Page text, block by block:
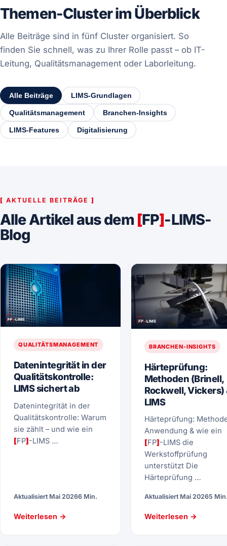
Themen-Cluster im Überblick
Alle Beiträge sind in fünf Cluster organisiert. So
finden Sie schnell, was zu Ihrer Rolle passt – ob IT-
Leitung, Qualitätsmanagement oder Laborleitung.
Alle Beiträge LIMS-Grundlagen
Qualitätsmanagement Branchen-Insights
LIMS-Features Digitalisierung
[ AKTUELLE BEITRÄGE ]
Alle Artikel aus dem [FP]-LIMS-
Blog
QUALITÄTSMANAGEMENT
Datenintegrität in der
Qualitätskontrolle:
LIMS sichert ab
Datenintegrität in der
Qualitätskontrolle: Warum
sie zählt – und wie ein
[FP]-LIMS …
Aktualisiert Mai 20266 Min.
Weiterlesen →
BRANCHEN-INSIGHTS
Härteprüfung:
Methoden (Brinell,
Rockwell, Vickers)
LIMS
Härteprüfung:
Anwendung & wie ein
[FP] -LIMS die
Werkstoffprüfung
unterstützt Die
Härteprüfung …
Aktualisiert Mai 20265
Weiterlesen →